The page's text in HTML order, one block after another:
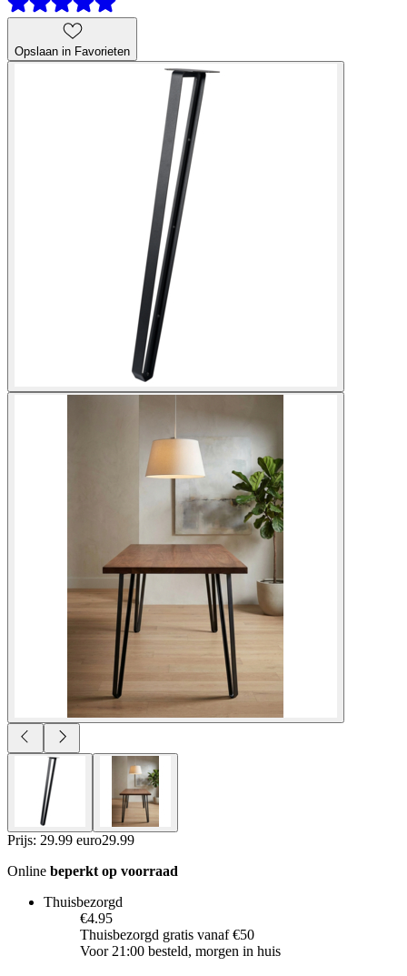
Opslaan in Favorieten
Prijs: 29.99 euro29.99
Online beperkt op voorraad
Thuisbezorgd
€4.95
Thuisbezorgd gratis vanaf €50
Voor 21:00 besteld, morgen in huis